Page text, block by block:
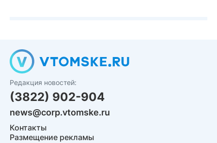
Редакция новостей:
(3822) 902-904
news@corp.vtomske.ru
Контакты
Размещение рекламы